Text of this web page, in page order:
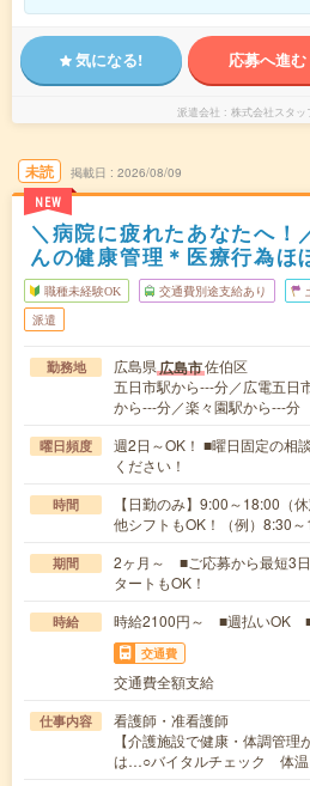
気になる! 応募へ進む
派遣会社 株式会社スタッ
未読
NEW
掲載日 2026/08/09
＼病院に疲れたあなたへ！
んの健康管理＊医療行為ほ
職種未経験OK 交通費別途支給あり
派遣
勤務地 広島県広島市佐伯区
五日市駅から---分／広電五日
から---分／楽々園駅から---分
曜日頻度
週2日～OK！ ■曜日固定の相
ください！
時間
【日勤のみ】9:00～18:00（
他シフトもOK！（例）8:30
期間
2ヶ月～ ■ご応募から最短3
タートもOK！
時給 時給2100円～ ■週払いOK
交通費
交通費全額支給
仕事内容
看護師・准看護師
【介護施設で健康・体調管
は…○バイタルチェック 体